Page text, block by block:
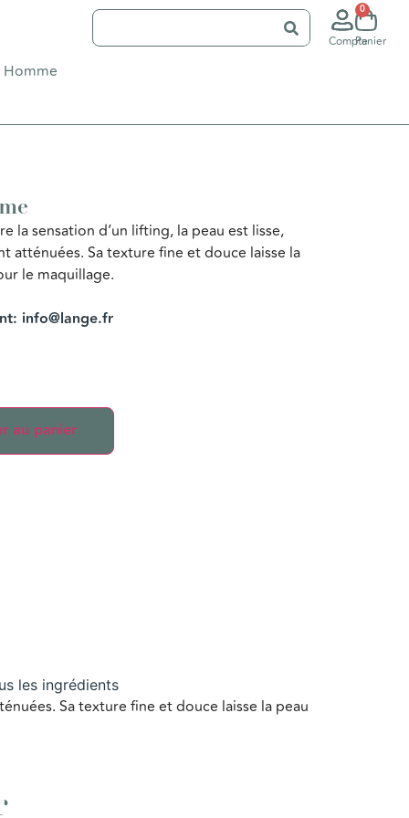
Homme
Compte
0
Panier
la sensation d’un lifting, la peau est lisse,
atténuées. Sa texture fine et douce laisse la
le maquillage.
info@lange.fr
au panier
les ingrédients
Sa texture fine et douce laisse la peau